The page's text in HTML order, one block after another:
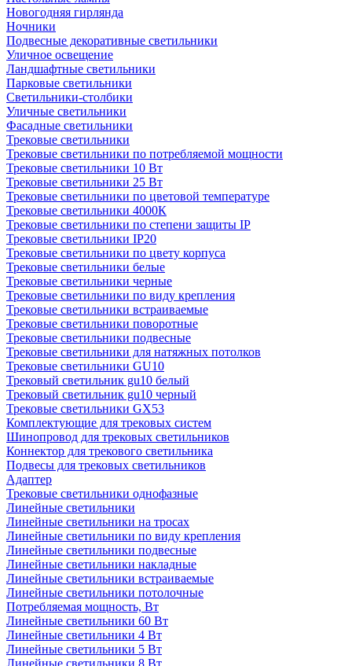
Новогодняя гирлянда
Ночники
Подвесные декоративные светильники
Уличное освещение
Ландшафтные светильники
Парковые светильники
Светильники-столбики
Уличные светильники
Фасадные светильники
Трековые светильники
Трековые светильники по потребляемой мощности
Трековые светильники 10 Вт
Трековые светильники 25 Вт
Трековые светильники по цветовой температуре
Трековые светильники 4000К
Трековые светильники по степени защиты IP
Трековые светильники IP20
Трековые светильники по цвету корпуса
Трековые светильники белые
Трековые светильники черные
Трековые светильники по виду крепления
Трековые светильники встраиваемые
Трековые светильники поворотные
Трековые светильники подвесные
Трековые светильники для натяжных потолков
Трековые светильники GU10
Трековый светильник gu10 белый
Трековый светильник gu10 черный
Трековые светильники GX53
Комплектующие для трековых систем
Шинопровод для трековых светильников
Коннектор для трекового светильника
Подвесы для трековых светильников
Адаптер
Трековые светильники однофазные
Линейные светильники
Линейные светильники на тросах
Линейные светильники по виду крепления
Линейные светильники подвесные
Линейные светильники накладные
Линейные светильники встраиваемые
Линейные светильники потолочные
Потребляемая мощность, Вт
Линейные светильники 60 Вт
Линейные светильники 4 Вт
Линейные светильники 5 Вт
Линейные светильники 8 Вт